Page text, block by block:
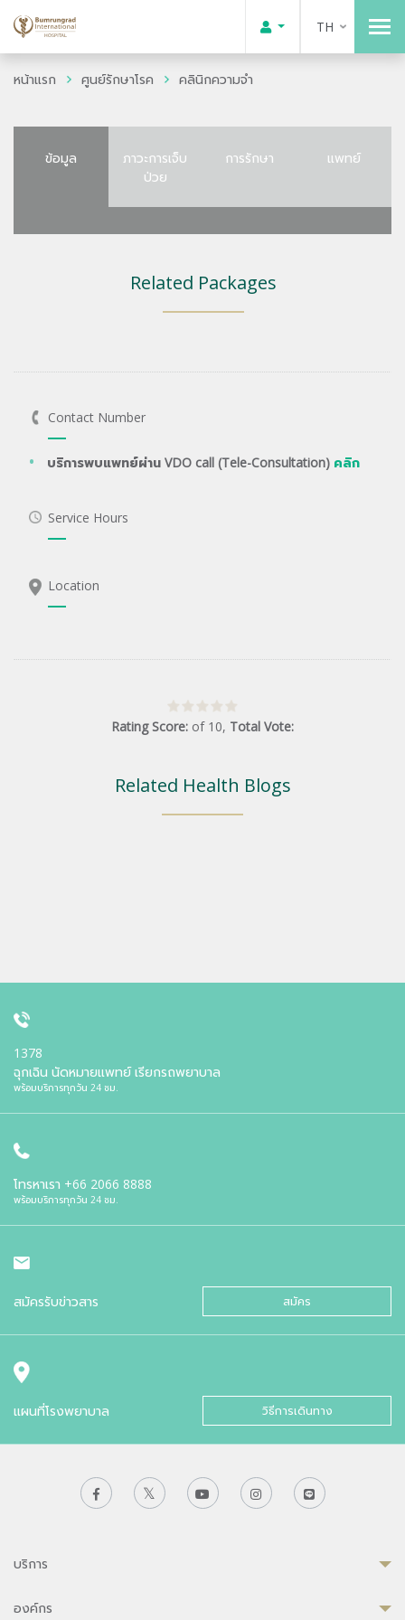
TH
หน้าแรก ศูนย์รักษาโรค คลินิกความจำ
ข้อมูล
ภาวะการเจ็บ
ป่วย
การรักษา แพทย์
Related Packages
Contact Number
บริการพบแพทย์ผ่าน VDO call (Tele-Consultation) คลิก
Service Hours
Location
Rating Score: of 10, Total Vote:
Related Health Blogs
1378
ฉุกเฉิน นัดหมายแพทย์ เรียกรถพยาบาล
พร้อมบริการทุกวัน 24 ชม.
โทรหาเรา +66 2066 8888
พร้อมบริการทุกวัน 24 ชม.
สมัครรับข่าวสาร สมัคร
แผนที่โรงพยาบาล วิธีการเดินทาง
บริการ
องค์กร